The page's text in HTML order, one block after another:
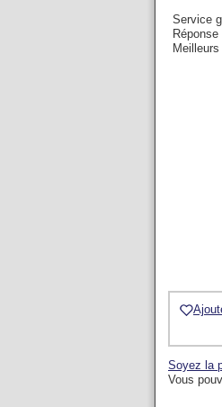
Service
Réponse
Meilleurs
Soyez la
Vous